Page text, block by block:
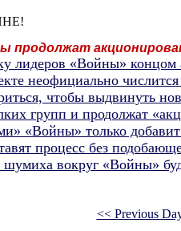
продолжат
лидеров «Войны»
неофициально
чтобы выдвинуть
групп и продолжат
«Войны» только
процесс без
вокруг «Войны»
<< Previous